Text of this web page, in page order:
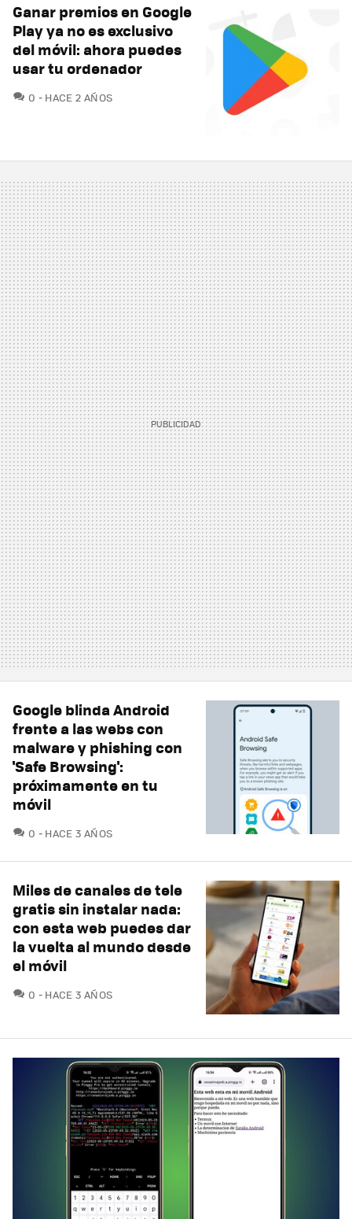
Ganar premios en Google
Play ya no es exclusivo
del móvil: ahora puedes
usar tu ordenador
0 COMENTARIOS
HACE 2 AÑOS
Google blinda Android
frente a las webs con
malware y phishing con
'Safe Browsing':
próximamente en tu
móvil
0 COMENTARIOS
HACE 3 AÑOS
Miles de canales de tele
gratis sin instalar nada:
con esta web puedes dar
la vuelta al mundo desde
el móvil
0 COMENTARIOS
HACE 3 AÑOS